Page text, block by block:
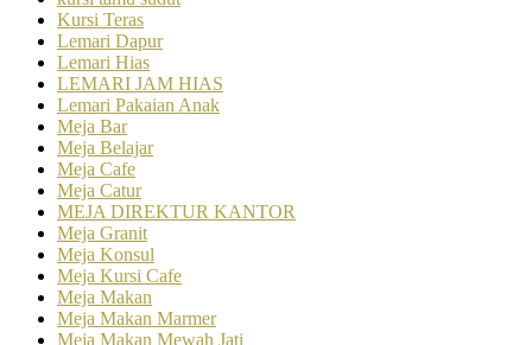
Kursi Teras
Lemari Dapur
Lemari Hias
LEMARI JAM HIAS
Lemari Pakaian Anak
Meja Bar
Meja Belajar
Meja Cafe
Meja Catur
MEJA DIREKTUR KANTOR
Meja Granit
Meja Konsul
Meja Kursi Cafe
Meja Makan
Meja Makan Marmer
Meja Makan Mewah Jati